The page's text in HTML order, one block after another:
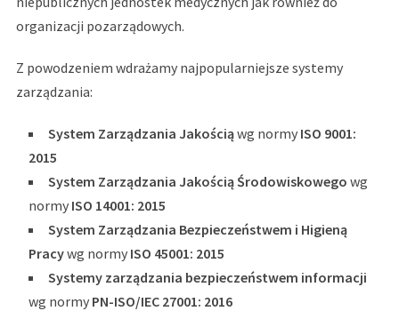
organizacji pozarządowych.
Z powodzeniem wdrażamy najpopularniejsze systemy
zarządzania:
System Zarządzania Jakościąwg normyISO 9001:
2015
System Zarządzania Jakością Środowiskowego wg
normyISO 14001: 2015
System Zarządzania Bezpieczeństwem i Higieną
Pracywg normy ISO 45001: 2015
Systemy zarządzania bezpieczeństwem informacji
wg normyPN-ISO/IEC 27001: 2016